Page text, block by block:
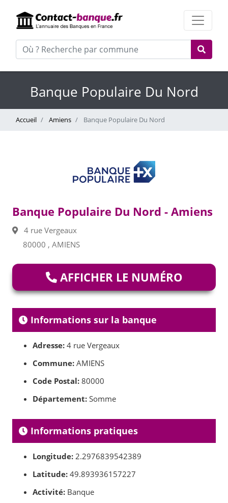
Banque Populaire Du Nord
Accueil Amiens Banque Populaire Du Nord
Banque Populaire Du Nord - Amiens
4 rue Vergeaux
80000 , AMIENS
AFFICHER LE NUMÉRO
Informations sur la banque
Adresse: 4 rue Vergeaux
Commune: AMIENS
Code Postal: 80000
Département: Somme
Informations pratiques
Longitude: 2.2976839542389
Latitude: 49.893936157227
Activité: Banque